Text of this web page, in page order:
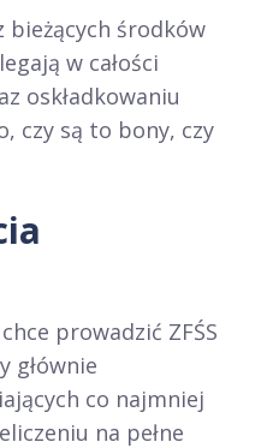
bieżących środków
w całości
oskładkowaniu
czy są to bony, czy
prowadzić ZFŚS
głównie
co najmniej
na pełne